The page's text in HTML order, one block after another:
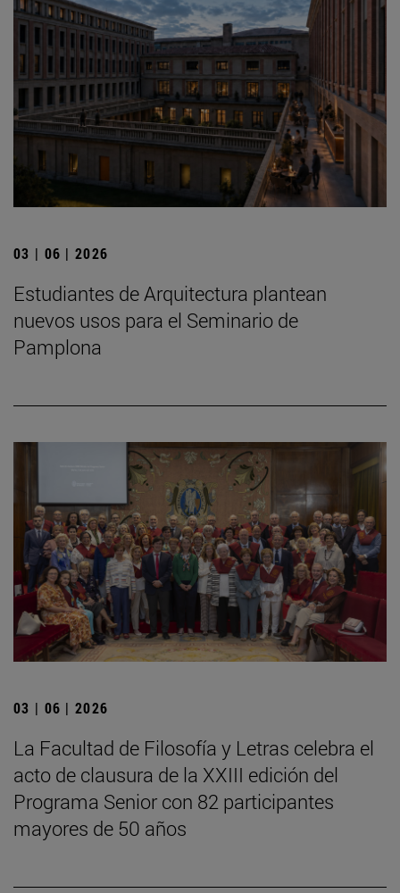
03 | 06 | 2026
Estudiantes de Arquitectura plantean
nuevos usos para el Seminario de
Pamplona
03 | 06 | 2026
La Facultad de Filosofía y Letras celebra el
acto de clausura de la XXIII edición del
Programa Senior con 82 participantes
mayores de 50 años